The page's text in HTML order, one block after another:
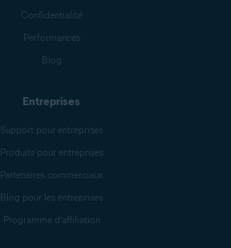
Confidentialité
Performances
Blog
Entreprises
Support pour entreprises
Produits pour entreprises
Partenaires commerciaux
Blog pour les entreprises
Programme d’affiliation